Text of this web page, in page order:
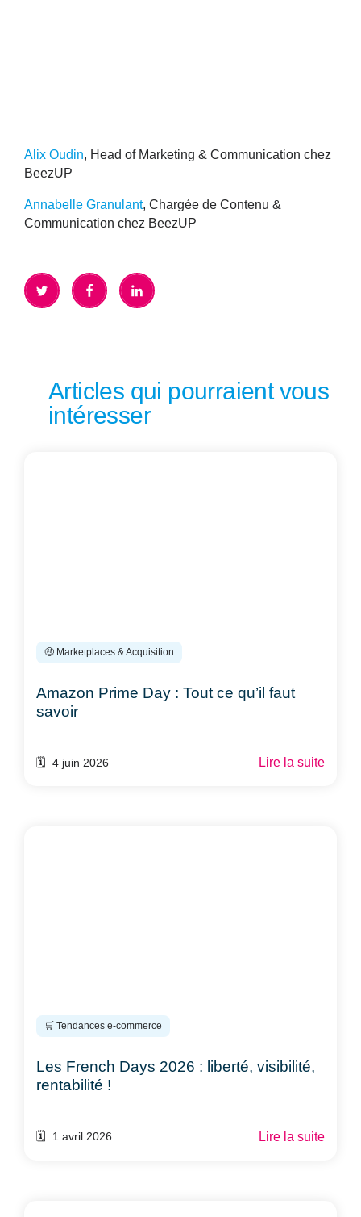
Alix Oudin, Head of Marketing & Communication chez
BeezUP
Annabelle Granulant, Chargée de Contenu &
Communication chez BeezUP
Articles qui pourraient vous
intéresser
🤑 Marketplaces & Acquisition
Amazon Prime Day : Tout ce qu’il faut
savoir
🗓️ 4 juin 2026 Lire la suite
🛒 Tendances e-commerce
Les French Days 2026 : liberté, visibilité,
rentabilité !
🗓️ 1 avril 2026 Lire la suite